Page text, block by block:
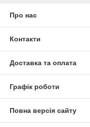
Про нас
Контакти
Доставка та оплата
Графік роботи
Повна версія сайту